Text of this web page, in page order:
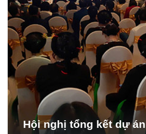
Hội nghị tổng kết dự án